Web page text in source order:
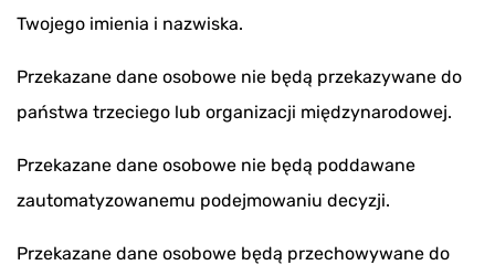
Twojego imienia i nazwiska.
Przekazane dane osobowe nie będą przekazywane do
państwa trzeciego lub organizacji międzynarodowej.
Przekazane dane osobowe nie będą poddawane
zautomatyzowanemu podejmowaniu decyzji.
Przekazane dane osobowe będą przechowywane do